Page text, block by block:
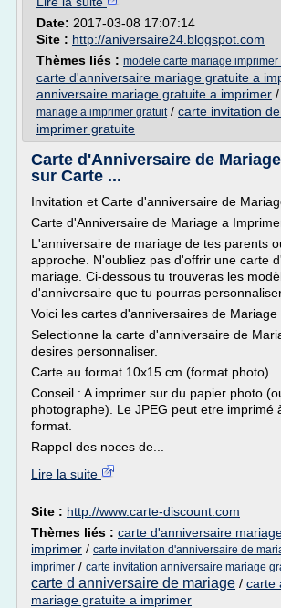
Date: 2017-03-08 17:07:14
Site : http://aniversaire24.blogspot.com
Thèmes liés : modele carte mariage
carte d'anniversaire mariage gratuite a
anniversaire mariage gratuite a imprimer /
mariage a imprimer gratuit/ carte invitation
imprimer gratuite
Carte d'Anniversaire de
sur Carte ...
Invitation et Carte d'anniversaire de
Carte d'Anniversaire de Mariage a
L'anniversaire de mariage de tes parents
approche. N'oubliez pas d'offrir une carte
mariage. Ci-dessous tu trouveras les
d'anniversaire que tu pourras
Voici les cartes d'anniversaires de Mariage
Selectionne la carte d'anniversaire de
desires personnaliser.
Carte au format 10x15 cm (format photo)
Conseil : A imprimer sur du papier photo
photographe). Le JPEG peut etre imprimé
format.
Rappel des noces de...
Lire la suite
Site : http://www.carte-discount.com
Thèmes liés : carte d'anniversaire
imprimer / carte invitation d'anniversaire de
imprimer / carte invitation anniversaire mariage
carte d anniversaire de mariage / carte
mariage gratuite a imprimer